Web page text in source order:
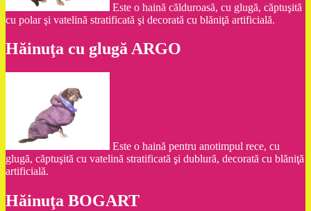
Este o haină călduroasă, cu glugă, căptuşită
cu polar şi vatelină stratificată şi decorată cu blăniţă artificială.
Hăinuţa cu glugă ARGO
Este o haină pentru anotimpul rece, cu
glugă, căptuşită cu vatelină stratificată şi dublură, decorată cu blăniţă
artificială.
Hăinuţa BOGART